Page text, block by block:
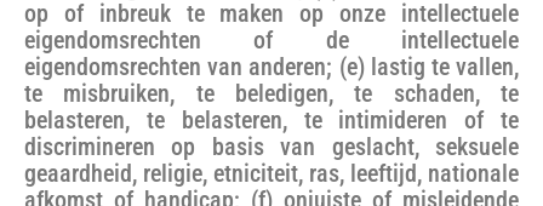
op of inbreuk te maken op onze intellectuele
eigendomsrechten of de intellectuele
eigendomsrechten van anderen; (e) lastig te vallen,
te misbruiken, te beledigen, te schaden, te
belasteren, te belasteren, te intimideren of te
discrimineren op basis van geslacht, seksuele
geaardheid, religie, etniciteit, ras, leeftijd, nationale
afkomst of handicap; (f) onjuiste of misleidende